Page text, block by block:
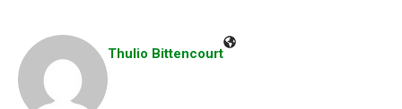
Thulio Bittencourt